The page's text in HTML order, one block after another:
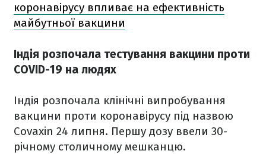
коронавірусу впливає на ефективність
майбутньої вакцини
Індія розпочала тестування вакцини проти
COVID-19 на людях
Індія розпочала клінічні випробування
вакцини проти коронавірусу під назвою
Covaxin 24 липня. Першу дозу ввели 30-
річному столичному мешканцю.